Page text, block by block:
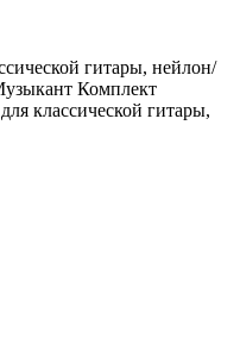
гитары, нейлон/
Комплект
классической гитары,